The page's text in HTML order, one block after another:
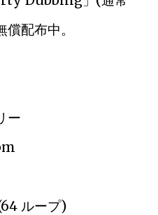
配布中。
ー
ループ)